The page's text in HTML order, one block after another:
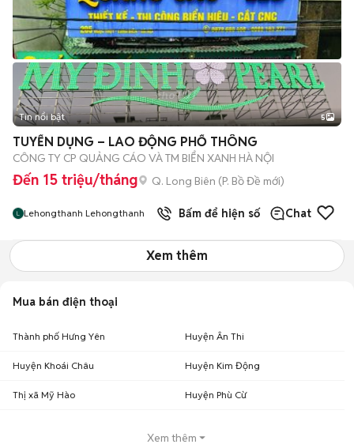
Tin nổi bật 5
TUYỂN DỤNG – LAO ĐỘNG PHỔ THÔNG
CÔNG TY CP QUẢNG CÁO VÀ TM BIỂN XANH HÀ NỘI
Đến 15 triệu/tháng Q. Long Biên (P. Bồ Đề mới)
Lehongthanh Lehongthanh Bấm để hiện số Chat
Xem thêm
Mua bán điện thoại
Thành phố Hưng Yên Huyện Ân Thi
Huyện Khoái Châu Huyện Kim Động
Thị xã Mỹ Hào Huyện Phù Cừ
Xem thêm